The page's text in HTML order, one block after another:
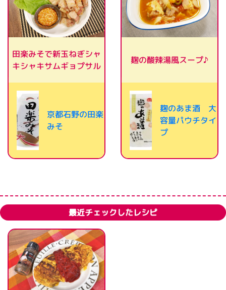
田楽みそで新玉ねぎシャ
キシャキサムギョプサル
京都石野の田楽
みそ
麹の酸辣湯風スープ♪
麹のあま酒 大
容量パウチタイ
プ
最近チェックしたレシピ